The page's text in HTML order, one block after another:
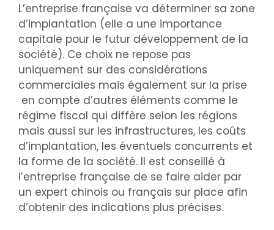
L’entreprise française va déterminer sa zone
d’implantation (elle a une importance
capitale pour le futur développement de la
société). Ce choix ne repose pas
uniquement sur des considérations
commerciales mais également sur la prise
en compte d’autres éléments comme le
régime fiscal qui diffère selon les régions
mais aussi sur les infrastructures, les coûts
d’implantation, les éventuels concurrents et
la forme de la société. Il est conseillé à
l’entreprise française de se faire aider par
un expert chinois ou français sur place afin
d’obtenir des indications plus précises.